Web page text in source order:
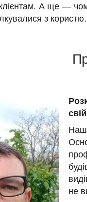
А ще —
з користю.
не